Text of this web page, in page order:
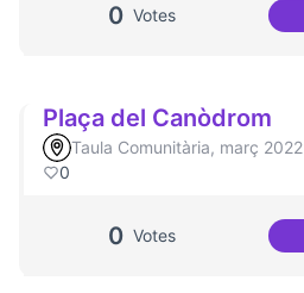
0 Votes
Plaça del Canòdrom
Taula Comunitària, març 2022
0
0 Votes